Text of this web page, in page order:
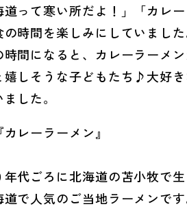
道って寒い所だよ！」「カレ
時間を楽しみにしていました
間になると、カレーラーメ
嬉しそうな子どもたち♪大好
した。
レーラーメン』
代ごろに北海道の苫小牧で
で人気のご当地ラーメンです